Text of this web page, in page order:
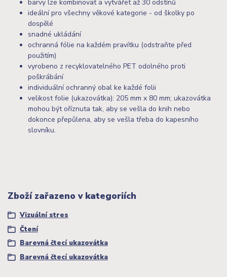
barvy lze kombinovat a vytvářet až 30 odstínů
ideální pro všechny věkové kategorie - od školky po
dospělé
snadné ukládání
ochranná fólie na každém pravítku (odstraňte před
použitím)
vyrobeno z recyklovatelného PET odolného proti
poškrábání
individuální ochranný obal ke každé folii
velikost folie (ukazovátka): 205 mm x 80 mm; ukazovátka
mohou být oříznuta tak, aby se vešla do knih nebo
dokonce přepůlena, aby se vešla třeba do kapesního
slovníku.
Zboží zařazeno v kategoriích
Vizuální stres
Čtení
Barevná čtecí ukazovátka
Barevná čtecí ukazovátka